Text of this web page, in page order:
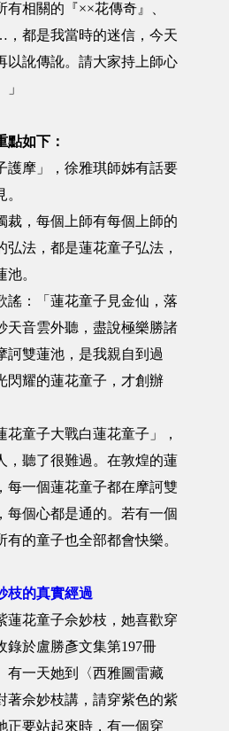
相關的『××花傳奇』、
，都是我當時的迷信，今天
以訛傳訛。請大家持上師心
點如下：
摩」，徐雅琪師姊有話要
，每個上師有每個上師的
弘法，都是蓮花童子弘法，
。
：「蓮花童子見金仙，落
天音雲外聽，盡說極樂勝諸
訶雙蓮池，是我親自到過
閃耀的蓮花童子，才創辦
童子大戰白蓮花童子」，
，聽了很難過。在敦煌的蓮
每一個蓮花童子都在摩訶雙
每個心都是通的。若有一個
的童子也全部都會快樂。
枝的真實經過
花童子佘妙枝，她喜歡穿
錄於盧勝彥文集第197冊
有一天她到〈西雅圖雷藏
著佘妙枝講，請穿紫色的紫
正要站起來時，有一個穿